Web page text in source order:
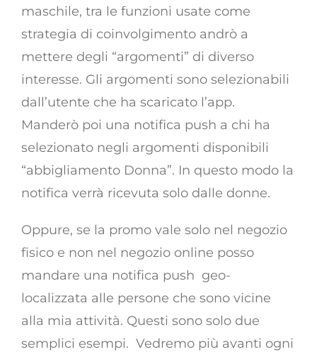
maschile, tra le funzioni usate come
strategia di coinvolgimento andrò a
mettere degli “argomenti” di diverso
interesse. Gli argomenti sono selezionabili
dall’utente che ha scaricato l’app.
Manderò poi una notifica push a chi ha
selezionato negli argomenti disponibili
“abbigliamento Donna”. In questo modo la
notifica verrà ricevuta solo dalle donne.
Oppure, se la promo vale solo nel negozio
fisico e non nel negozio online posso
mandare una notifica push geo-
localizzata alle persone che sono vicine
alla mia attività. Questi sono solo due
semplici esempi. Vedremo più avanti ogni